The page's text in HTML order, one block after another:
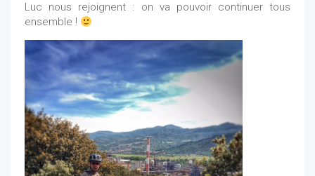
Luc nous rejoignent : on va pouvoir continuer tous
ensemble !